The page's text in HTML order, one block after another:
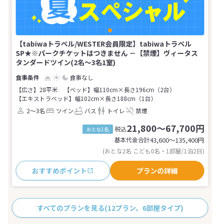
【tabiwaトラベル/WESTER会員限定】tabiwaトラベル
SP★※パークチケットはつきません －【禁煙】ヴィータス
タンダードツイン(2名～3名1室)
食事なし
【広さ】28平米
【ベッド】幅110cm×長さ196cm（2台）
【エキストラベッド】幅102cm×長さ188cm（1台）
2～3名
ツイン バス トイレ 禁煙
おとな1名 税込21,800～67,700円
基本代金合計43,600〜135,400円
(おとな2名 こども0名・1部屋/1泊2日)
おすすめポイント プランの詳細
すべてのプランを見る(12プラン、6部屋タイプ)